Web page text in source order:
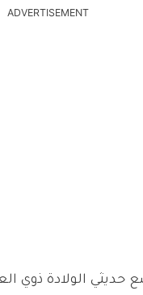
ADVERTISEMENT
حديثي الولادة